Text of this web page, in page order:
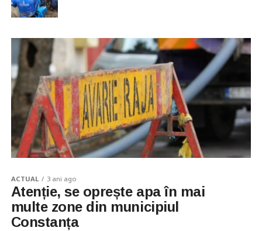
ACTUAL 3 ani ago
Atenție, se oprește apa în mai
multe zone din municipiul
Constanța